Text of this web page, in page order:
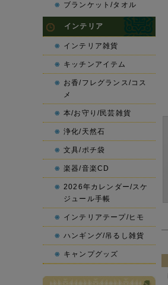
ブランケット/タオル
インテリア
インテリア雑貨
キッチンアイテム
お香/フレグランス/コス
メ
本/お守り/民芸雑貨
浄化/天然石
文具/ポチ袋
楽器/音楽CD
2026年カレンダー/スケ
ジュール手帳
インテリアテープ/ヒモ
ハンギング/吊るし雑貨
キャンプグッズ